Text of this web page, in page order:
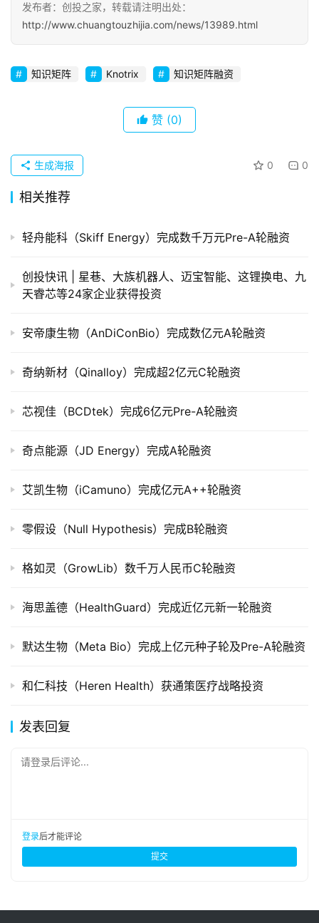
初
创
企
业
布
并
组
公
司
市
创
数
业
学
登录
投稿
发布者：创投之家，转载请注明出处：
http://www.chuangtouzhijia.com/news/13989.html
知识矩阵 Knotrix 知识矩阵融资
赞 (0)
0 0
生成海报
相关推荐
轻舟能科（Skiff Energy）完成数千万元Pre-A轮融资
创投快讯 | 星巷、​大族机器人、迈宝智能、这锂换电、九
天睿芯等24家企业获得投资
安帝康生物（AnDiConBio）完成数亿元A轮融资
奇纳新材（Qinalloy）完成超2亿元C轮融资
芯视佳（BCDtek）完成6亿元Pre-A轮融资
奇点能源（JD Energy）完成A轮融资
艾凯生物（iCamuno）完成亿元A++轮融资
零假设（Null Hypothesis）完成B轮融资
格如灵（GrowLib）数千万人民币C轮融资
海思盖德（HealthGuard）完成近亿元新一轮融资
默达生物（Meta Bio）完成上亿元种子轮及Pre-A轮融资
和仁科技（Heren Health）获通策医疗战略投资
发表回复
请登录后评论...
登录后才能评论
提交